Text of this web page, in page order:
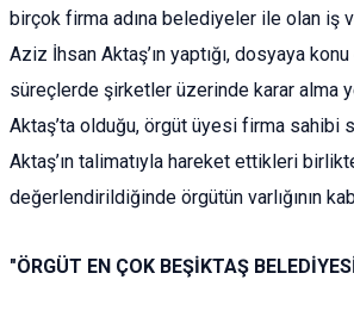
birçok firma adına belediyeler ile olan iş
Aziz İhsan Aktaş’ın yaptığı, dosyaya
süreçlerde şirketler üzerinde karar alma
Aktaş’ta olduğu, örgüt üyesi firma sahibi
Aktaş’ın talimatıyla hareket ettikleri
değerlendirildiğinde örgütün varlığının
"ÖRGÜT EN ÇOK BEŞİKTAŞ